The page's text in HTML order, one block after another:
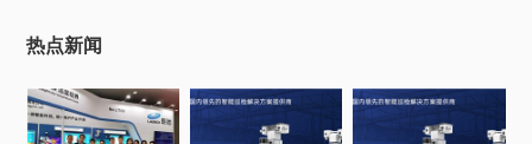
热点新闻